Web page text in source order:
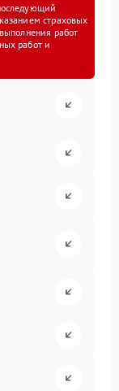
страховых
работ
работ и